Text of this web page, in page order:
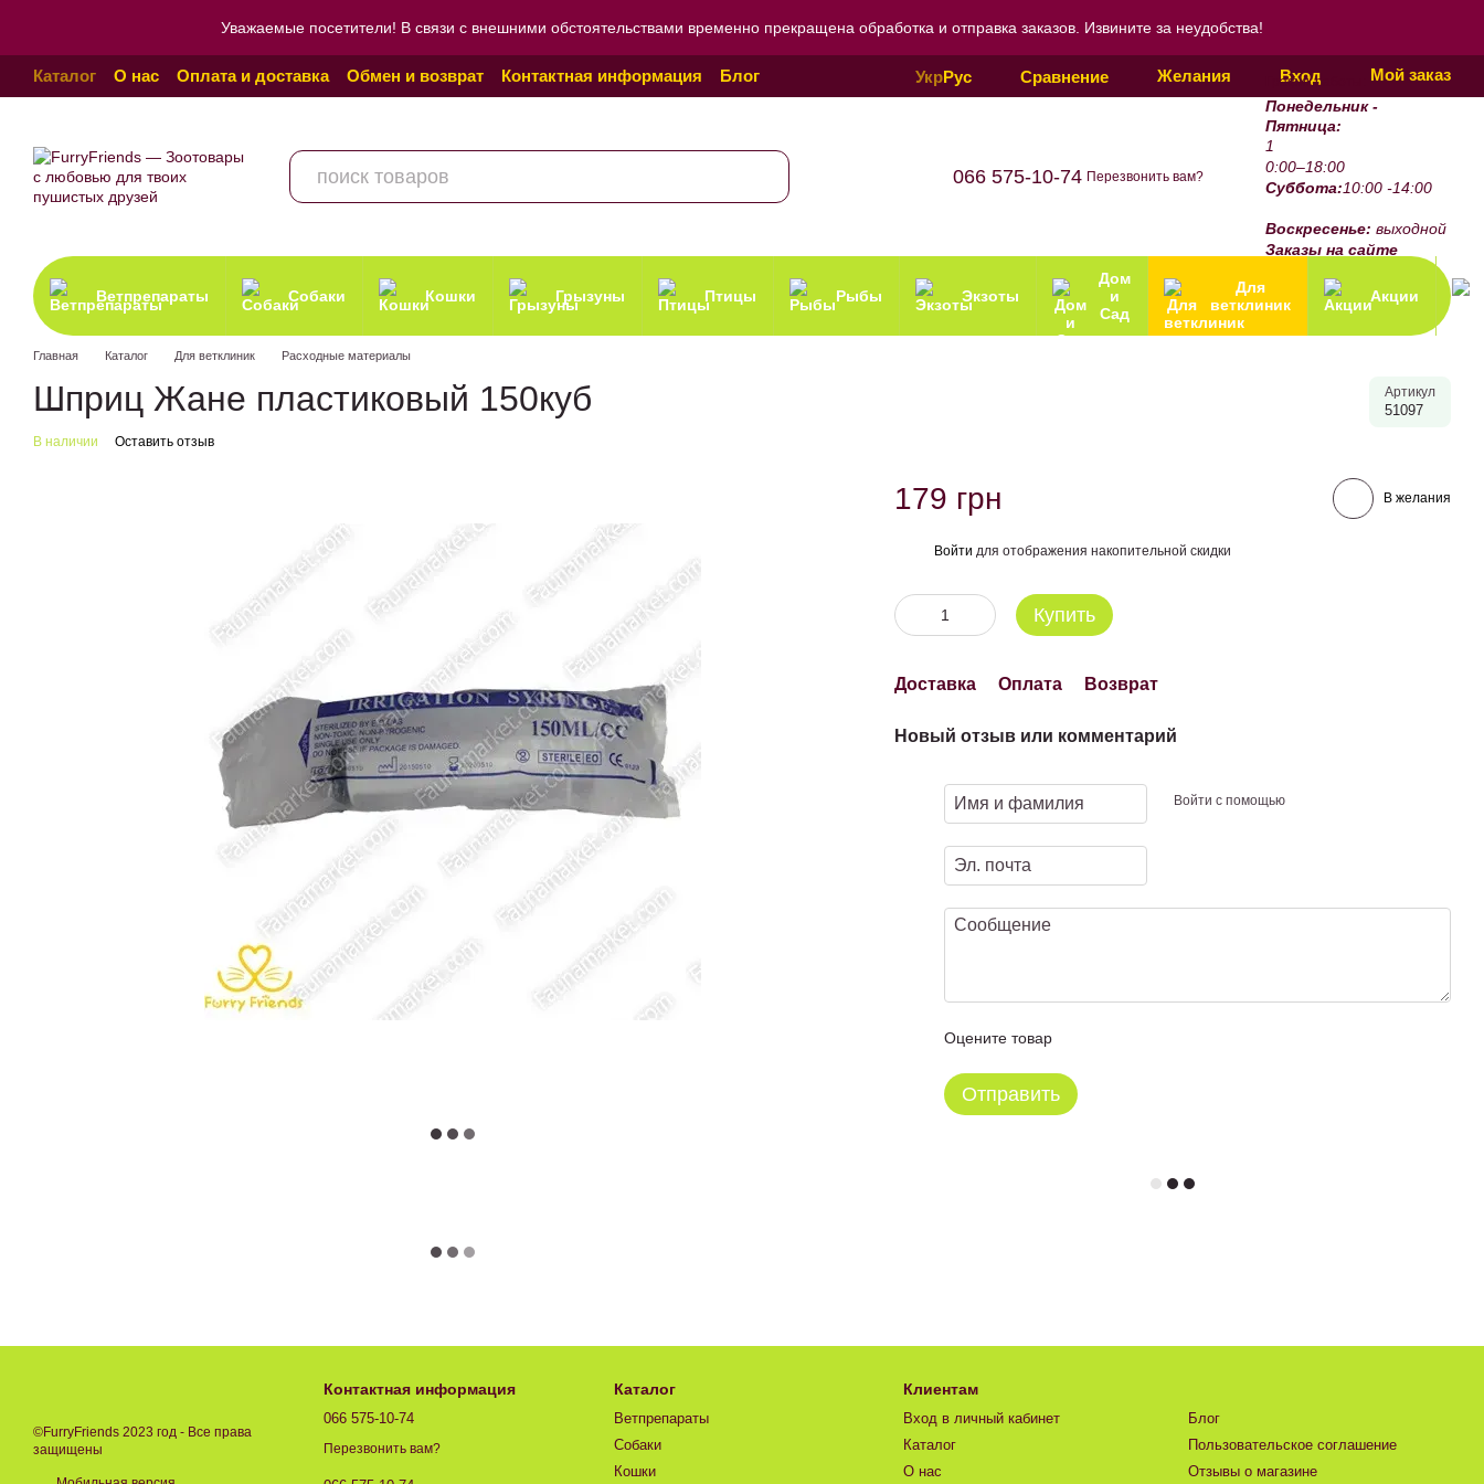
Уважаемые посетители! В связи с внешними обстоятельствами временно прекращена обработка и отправка заказов. Извините за неудобства!
Каталог О нас Оплата и доставка Обмен и возврат Контактная информация
Блог
Пользовательское соглашение
Отзывы о магазине Политика конфиденциальности
УкрРус Сравнение Желания Вход Мой заказ
066 575-10-74 Перезвонить вам?
График работы:
Понедельник -
Пятница:
1
0:00–18:00
Суббота:10:00 -14:00
Воскресенье: выходной
Заказы на сайте
Ветпрепараты
Собаки Кошки Грызуны Птицы Рыбы Экзоты
Дом
и
Сад
Для
ветклиник
Акции
Главная Каталог Для ветклиник Расходные материалы
Шприц Жане пластиковый 150куб Артикул
51097
В наличии Оставить отзыв
179 грн В желания
Войти для отображения накопительной скидки
Купить
Доставка Оплата Возврат
Новый отзыв или комментарий
Войти с помощью
Оцените товар
Отправить
©FurryFriends 2023 год - Все права
защищены
Контактная информация
066 575-10-74
Перезвонить вам?
Каталог
Ветпрепараты
Собаки
Кошки
Клиентам
Вход в личный кабинет
Каталог
О нас
Блог
Пользовательское соглашение
Отзывы о магазине